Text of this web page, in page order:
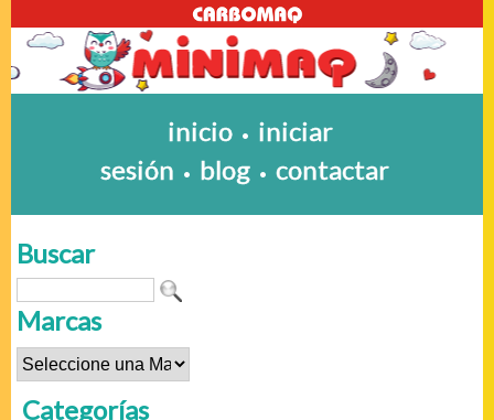
inicio • iniciar
sesión • blog • contactar
Buscar
Marcas
Categorías